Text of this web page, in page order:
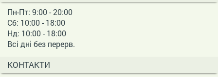
Пн-Пт: 9:00 - 20:00
Сб: 10:00 - 18:00
Нд: 10:00 - 18:00
Всі дні без перерв.
КОНТАКТИ